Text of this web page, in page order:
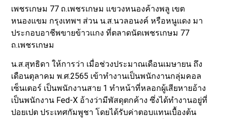
เพชรเกษม 77 ถ.เพชรเกษม แขวงหนองค้างพลู เขต
หนองแขม กรุงเทพฯ ส่วน น.ส.นวลอนงค์ หรือหนูแดง มา
ประกอบอาชีพขายข้าวแกง ที่ตลาดนัดเพชรเกษม 77
ถ.เพชรเกษม
น.ส.สุทธิดา ให้การว่า เมื่อช่วงประมาณเดือนเมษายน ถึง
เดือนตุลาคม พ.ศ.2565 เข้าทำงานเป็นพนักงานกลุ่มคอล
เซ็นเตอร์ เป็นพนักงานสาย 1 ทำหน้าที่หลอกผู้เสียหายอ้าง
เป็นพนักงาน Fed-X อ้างว่ามีพัสดุตกค้าง ซึ่งได้ทำงานอยู่ที่
ปอยเปต ประเทศกัมพูชา โดยได้รับค่าตอบแทนเบื้องต้น